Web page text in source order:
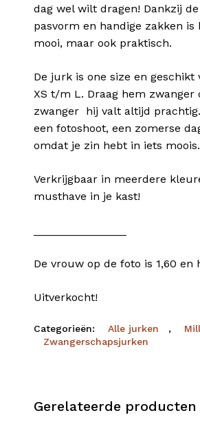
dag wel wilt dragen! Dankzij
pasvorm en handige zakken is
mooi, maar ook praktisch.
De jurk is one size en geschikt
XS t/m L. Draag hem zwanger
zwanger hij valt altijd
een fotoshoot, een zomerse
omdat je zin hebt in iets moois.
Verkrijgbaar in meerdere
musthave in je kast!
De vrouw op de foto is 1,60 en
Uitverkocht!
Categorieën: Alle jurken ,
Zwangerschapsjurken
Gerelateerde producten